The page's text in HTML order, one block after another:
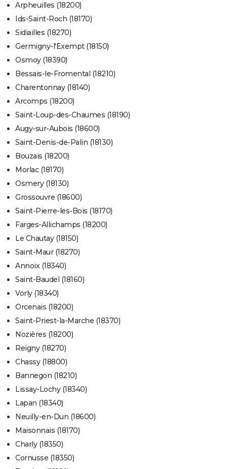
Arpheuilles (18200)
Ids-Saint-Roch (18170)
Sidiailles (18270)
Germigny-l'Exempt (18150)
Osmoy (18390)
Bessais-le-Fromental (18210)
Charentonnay (18140)
Arcomps (18200)
Saint-Loup-des-Chaumes (18190)
Augy-sur-Aubois (18600)
Saint-Denis-de-Palin (18130)
Bouzais (18200)
Morlac (18170)
Osmery (18130)
Grossouvre (18600)
Saint-Pierre-les-Bois (18170)
Farges-Allichamps (18200)
Le Chautay (18150)
Saint-Maur (18270)
Annoix (18340)
Saint-Baudel (18160)
Vorly (18340)
Orcenais (18200)
Saint-Priest-la-Marche (18370)
Nozières (18200)
Reigny (18270)
Chassy (18800)
Bannegon (18210)
Lissay-Lochy (18340)
Lapan (18340)
Neuilly-en-Dun (18600)
Maisonnais (18170)
Charly (18350)
Cornusse (18350)